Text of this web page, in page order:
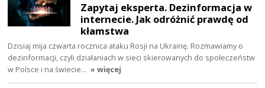
Zapytaj eksperta. Dezinformacja w
internecie. Jak odróżnić prawdę od
kłamstwa
Dzisiaj mija czwarta rocznica ataku Rosji na Ukrainę. Rozmawiamy o
dezinformacji, czyli działaniach w sieci skierowanych do społeczeństw
w Polsce i na świecie… » więcej